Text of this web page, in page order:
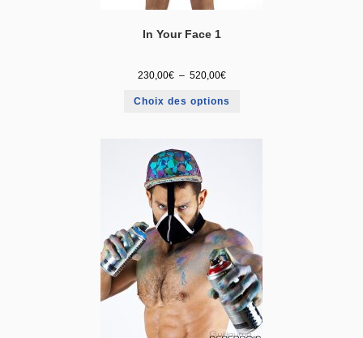
In Your Face 1
230,00€ – 520,00€
Choix des options